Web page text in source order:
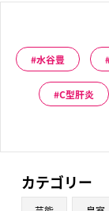
水谷豊
C型肝炎
カテゴリー